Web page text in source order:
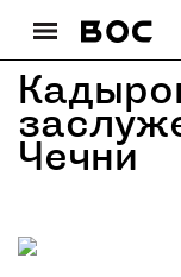
Чечни